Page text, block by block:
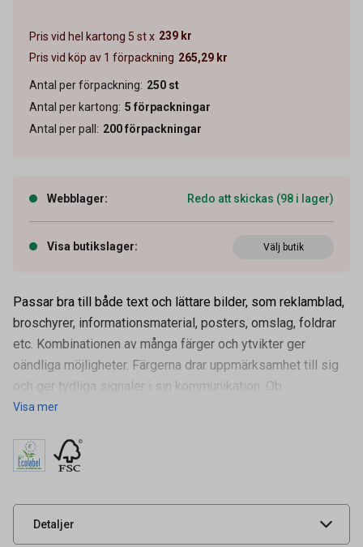
Pris vid hel kartong 5 st x 239 kr
Pris vid köp av 1 förpackning 265,29 kr
Antal per förpackning: 250 st
Antal per kartong: 5 förpackningar
Antal per pall : 200förpackningar
Webblager: Redo att skickas (98 i lager)
Visa butikslager: Välj butik
Passar bra till både text och lättare bilder, som reklamblad,
broschyrer, informationsmaterial, posters, omslag, foldrar
etc. Kombinationen av många färger och ytvikter ger
oändliga möjligheter. Färgerna drar uppmärksamhet till sig
och ger tydliga signaler i sin kommunikation. Ob
Visa mer
Detaljer
Artikelnummer
Mått (B x H) 210 x 297 mm
Pappersvikt 120 g/m2
Hålat / Ohålat
Tidigare artikelnummer
Leverantörens
UNSPSC 14111800